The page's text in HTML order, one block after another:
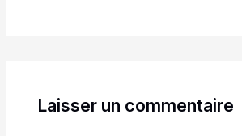
Laisser un commentaire